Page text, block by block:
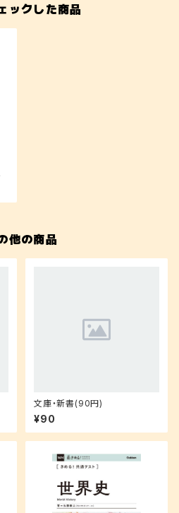
ックした商品
他の商品
文庫・新書(90円)
¥90